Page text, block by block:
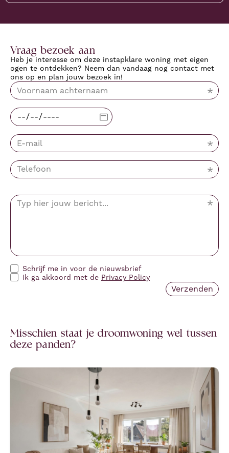
Vraag bezoek aan
Heb je interesse om deze instapklare woning met eigen
ogen te ontdekken? Neem dan vandaag nog contact met
ons op en plan jouw bezoek in!
Schrijf me in voor de nieuwsbrief
Ik ga akkoord met de Privacy Policy
Misschien staat je droomwoning wel tussen
deze panden?